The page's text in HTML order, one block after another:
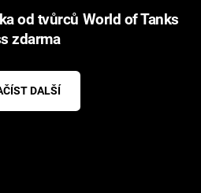
od tvůrců World of Tanks
zdarma
DALŠÍ